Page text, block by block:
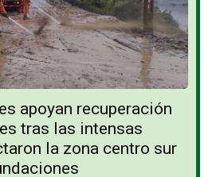
apoyan recuperación
tras las intensas
la zona centro sur